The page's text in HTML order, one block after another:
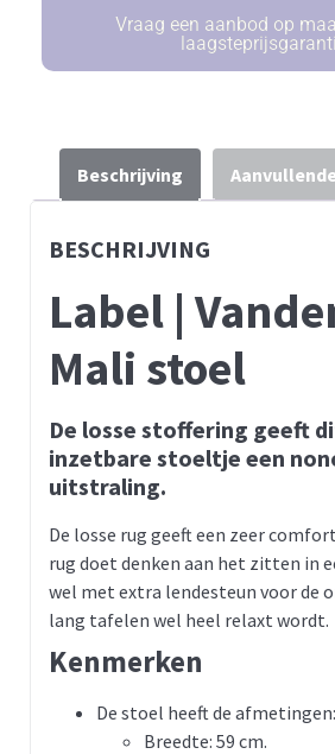
Vraag een aanbod op
Beschrijving
BESCHRIJVING
Label |
Mali stoel
De losse stoffering geeft
inzetbare stoeltje een
uitstraling.
De losse rug geeft een zeer
rug doet denken aan het zitten in
wel met extra lendesteun voor de
lang tafelen wel heel relaxt wordt.
Kenmerken
De stoel heeft de afmetingen:
Breedte: 59 cm.